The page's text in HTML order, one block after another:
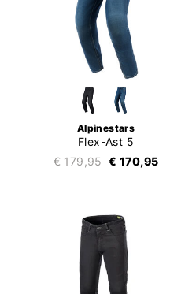
Alpinestars
Flex-Ast 5
€ 179,95 € 170,95